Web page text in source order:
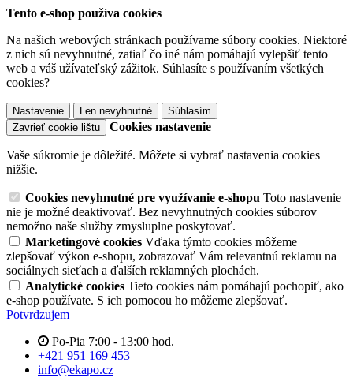
Tento e-shop používa cookies
Na našich webových stránkach používame súbory cookies. Niektoré
z nich sú nevyhnutné, zatiaľ čo iné nám pomáhajú vylepšiť tento
web a váš užívateľský zážitok. Súhlasíte s používaním všetkých
cookies?
Nastavenie Len nevyhnutné
Súhlasím
Zavrieť cookie lištu
Cookies nastavenie
Vaše súkromie je dôležité. Môžete si vybrať nastavenia cookies
nižšie.
Cookies nevyhnutné pre využívanie e-shopu Toto nastavenie
nie je možné deaktivovať. Bez nevyhnutných cookies súborov
nemožno naše služby zmysluplne poskytovať.
Marketingové cookies Vďaka týmto cookies môžeme
zlepšovať výkon e-shopu, zobrazovať Vám relevantnú reklamu na
sociálnych sieťach a ďalších reklamných plochách.
Analytické cookies Tieto cookies nám pomáhajú pochopiť, ako
e-shop používate. S ich pomocou ho môžeme zlepšovať.
Potvrdzujem
Po-Pia 7:00 - 13:00 hod.
+421 951 169 453
info@ekapo.cz